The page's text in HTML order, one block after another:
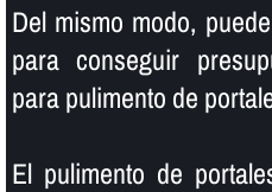
Del mismo modo,
para conseguir
para pulimento de
El pulimento de